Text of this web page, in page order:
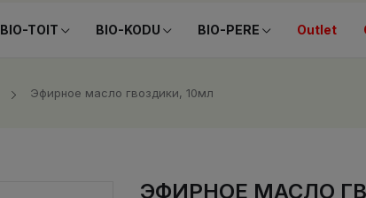
BIO-TOIT BIO-KODU BIO-PERE Outlet
Эфирное масло гвоздики, 10мл
ЭФИРНОЕ МАСЛО